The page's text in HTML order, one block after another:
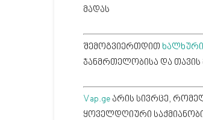
მადას
შემოგვიერთდით ხალხური
ჯანმრთელობისა და თავის
Vap.ge არის სივრცე,
ყოველდღიური